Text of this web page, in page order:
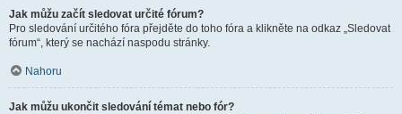
Jak můžu začít sledovat určité fórum?
Pro sledování určitého fóra přejděte do toho fóra a klikněte na odkaz „Sledovat
fórum“, který se nachází naspodu stránky.
Nahoru
Jak můžu ukončit sledování témat nebo fór?